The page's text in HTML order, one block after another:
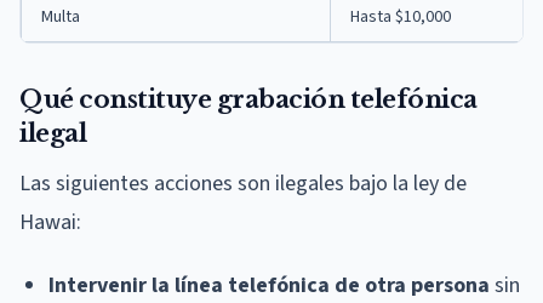
Multa Hasta $10,000
Qué constituye grabación telefónica
ilegal
Las siguientes acciones son ilegales bajo la ley de
Hawai:
Intervenir la línea telefónica de otra persona sin